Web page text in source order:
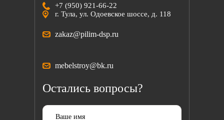
+7 (950) 921-66-22
г. Тула, ул. Одоевское шоссе, д. 118
zakaz@pilim-dsp.ru
mebelstroy@bk.ru
Остались вопросы?